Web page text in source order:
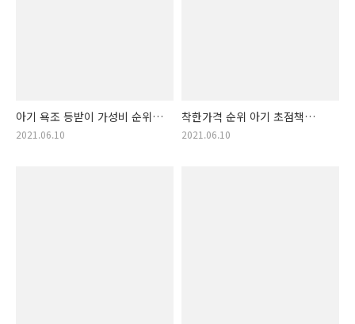
아기 욕조 등받이 가성비 순위
추천! 아기 욕조등받이 저렴한
2021.06.10
착한가격 순위 아기 초점책
리스트 개봉박두. 아기초점책
2021.06.10